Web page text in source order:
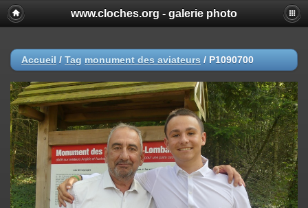
www.cloches.org - galerie photo
Accueil / Tag monument des aviateurs / P1090700